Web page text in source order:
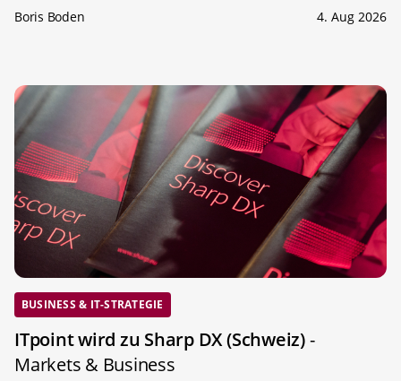
Boris Boden 4. Aug 2026
BUSINESS & IT-STRATEGIE
ITpoint wird zu Sharp DX (Schweiz)-
Markets & Business